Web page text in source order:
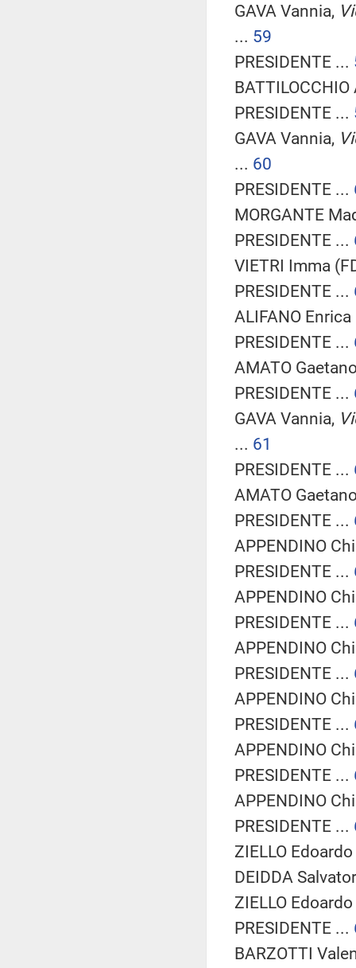
GAVA Vannia,
... 59
PRESIDENTE ...
PRESIDENTE ...
GAVA Vannia,
... 60
PRESIDENTE ...
MORGANTE
PRESIDENTE ...
VIETRI Imma
PRESIDENTE ...
ALIFANO
PRESIDENTE ...
AMATO
PRESIDENTE ...
GAVA Vannia,
... 61
PRESIDENTE ...
AMATO
PRESIDENTE ...
APPENDINO
PRESIDENTE ...
APPENDINO
PRESIDENTE ...
APPENDINO
PRESIDENTE ...
APPENDINO
PRESIDENTE ...
APPENDINO
PRESIDENTE ...
APPENDINO
PRESIDENTE ...
ZIELLO
DEIDDA
ZIELLO
PRESIDENTE ...
BARZOTTI